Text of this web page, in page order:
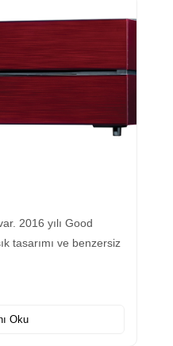
2016 yılı Good
tasarımı ve benzersiz
Oku